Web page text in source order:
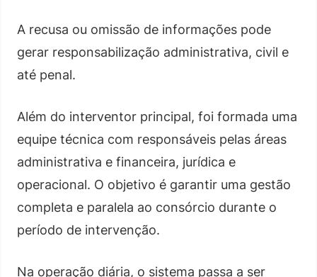
A recusa ou omissão de informações pode
gerar responsabilização administrativa, civil e
até penal.
Além do interventor principal, foi formada uma
equipe técnica com responsáveis pelas áreas
administrativa e financeira, jurídica e
operacional. O objetivo é garantir uma gestão
completa e paralela ao consórcio durante o
período de intervenção.
Na operação diária, o sistema passa a ser